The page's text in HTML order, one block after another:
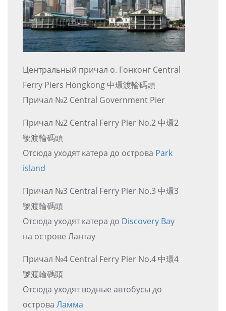
Центральный причал о. Гонконг Central
Ferry Piers Hongkong 中環渡輪碼頭
Причал №2 Central Government Pier
Причал №2 Central Ferry Pier No.2 中環2
號渡輪碼頭
Отсюда уходят катера до острова Park
island
Причал №3 Central Ferry Pier No.3 中環3
號渡輪碼頭
Отсюда уходят катера до Discovery Bay
на острове Лантау
Причал №4 Central Ferry Pier No.4 中環4
號渡輪碼頭
Отсюда уходят водные автобусы до
острова Ламма